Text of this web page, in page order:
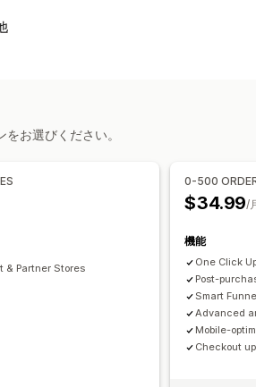
品アドオン
ー率
お選びください。
& Partner Stores
0-500
$34.99/
機能
One Click
Post-
Smart
Advanced
Mobile-
Checkout